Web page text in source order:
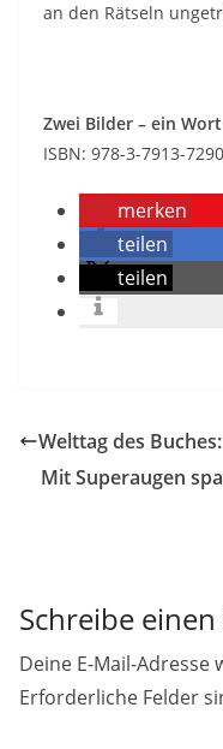
an den Rätseln
Zwei Bilder – ein Wort
ISBN: 978-3-7913-
merken
teilen
teilen
Welttag des
Mit Superaugen
Schreibe
Deine E-Mail-
Erforderliche Felder